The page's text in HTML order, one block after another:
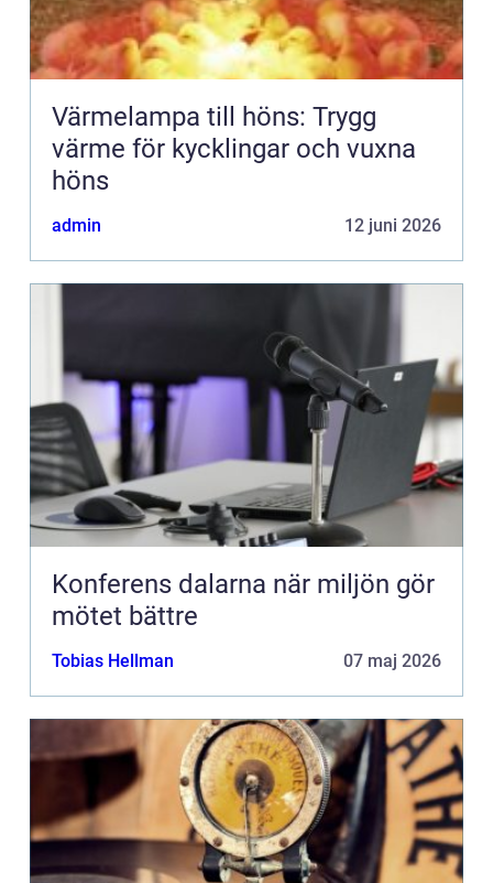
Värmelampa till höns: Trygg
värme för kycklingar och vuxna
höns
admin 12 juni 2026
Konferens dalarna när miljön gör
mötet bättre
Tobias Hellman 07 maj 2026